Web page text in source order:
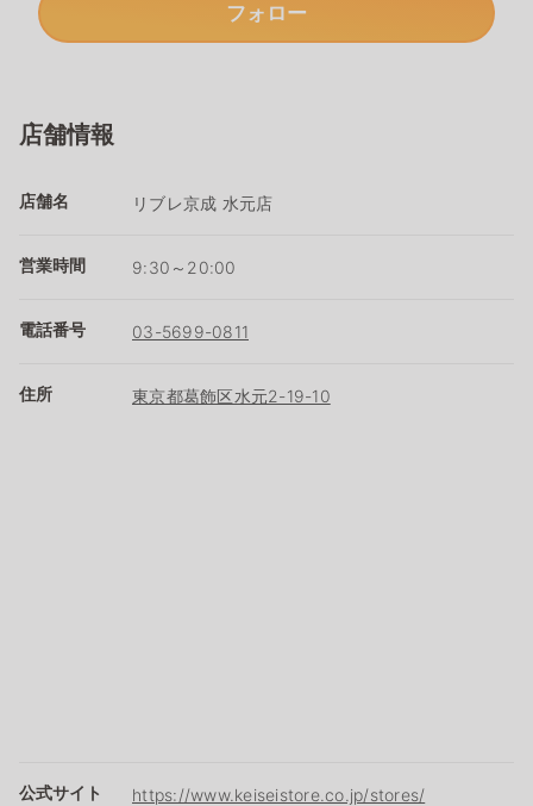
フォロー
店舗情報
店舗名 リブレ京成 水元店
営業時間 9:30～20:00
電話番号 03-5699-0811
住所 東京都葛飾区水元2-19-10
公式サイト https://www.keiseistore.co.jp/stores/